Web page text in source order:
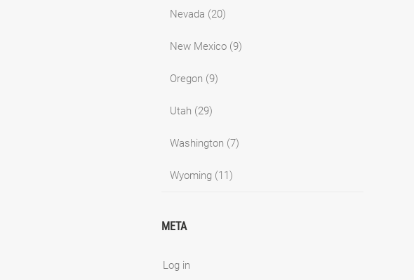
Nevada (20)
New Mexico (9)
Oregon (9)
Utah (29)
Washington (7)
Wyoming (11)
META
Log in